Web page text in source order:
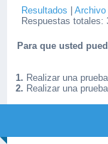
Resultados
Archivo
Respuestas totales:
Para que usted
1. Realizar una
2. Realizar una prueba